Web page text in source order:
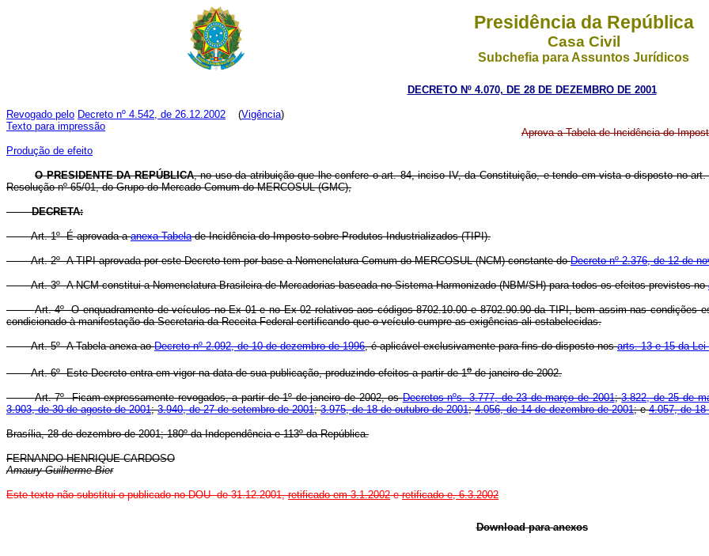
Presidência da República
Casa Civil
Subchefia para Assuntos Jurídicos
DECRETO Nº 4.070, DE 28 DE DEZEMBRO DE 2001
Revogado pelo Decreto nº 4.542, de 26.12.2002 (Vigência)
Texto para impressão
Produção de efeito
Aprova a Tabela de Incidência do
O PRESIDENTE DA REPÚBLICA, no uso da atribuição que lhe confere o art. 84, inciso IV, da Constituição, e tendo em vista o disposto no
Resolução nº 65/01, do Grupo do Mercado Comum do MERCOSUL (GMC),
DECRETA:
Art. 1º É aprovada aanexa Tabelade Incidência do Imposto sobre Produtos Industrializados (TIPI).
Art. 2º A TIPI aprovada por este Decreto tem por base a Nomenclatura Comum do MERCOSUL (NCM) constante doDecreto nº 2.376, de 12 de
Art. 3º A NCM constitui a Nomenclatura Brasileira de Mercadorias baseada no Sistema Harmonizado (NBM/SH) para todos os efeitos previstos no
Art. 4º O enquadramento de veículos no Ex 01 e no Ex 02 relativos aos códigos 8702.10.00 e 8702.90.90 da TIPI, bem assim nas condições
condicionado à manifestação da Secretaria da Receita Federal certificando que o veículo cumpre as exigências ali estabelecidas.
Art. 5º A Tabela anexa aoDecreto nº 2.092, de 10 de dezembro de 1996, é aplicável exclusivamente para fins do disposto nosarts. 13 e 15 da Lei
Art. 6º Este Decreto entra em vigor na data de sua publicação, produzindo efeitos a partir de 1ode janeiro de 2002.
Art. 7º Ficam expressamente revogados, a partir de 1º de janeiro de 2002, osDecretos nºs. 3.777, de 23 de março de 2001;3.822, de 25 de
3.903, de 30 de agosto de 2001;3.940, de 27 de setembro de 2001;3.975, de 18 de outubro de 2001;4.056, de 14 de dezembro de 2001; e4.057, de 18
Brasília, 28 de dezembro de 2001; 180º da Independência e 113º da República.
FERNANDO HENRIQUE CARDOSO
Amaury Guilherme Bier
Este texto não substitui o publicado no DOU de 31.12.2001,retificado em 3.1.2002eretificado e, 6.3.2002
Download para anexos